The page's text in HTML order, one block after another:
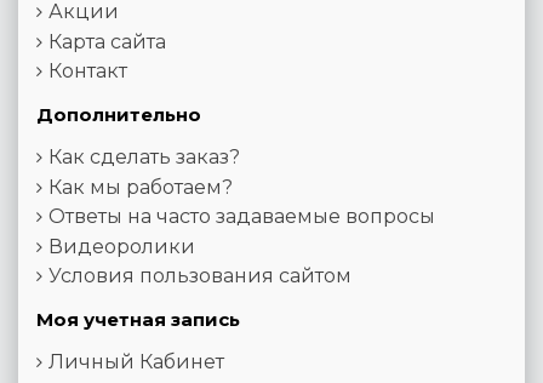
Акции
Карта сайта
Контакт
Дополнительно
Как сделать заказ?
Как мы работаем?
Ответы на часто задаваемые вопросы
Видеоролики
Условия пользования сайтом
Моя учетная запись
Личный Кабинет